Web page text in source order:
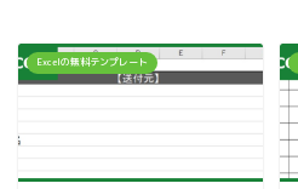
Excelの無料テンプレート